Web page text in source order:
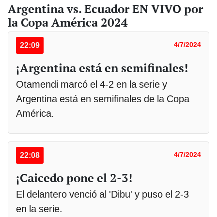
Argentina vs. Ecuador EN VIVO por
la Copa América 2024
22:09 4/7/2024
¡Argentina está en semifinales!
Otamendi marcó el 4-2 en la serie y
Argentina está en semifinales de la Copa
América.
22:08 4/7/2024
¡Caicedo pone el 2-3!
El delantero venció al 'Dibu' y puso el 2-3
en la serie.